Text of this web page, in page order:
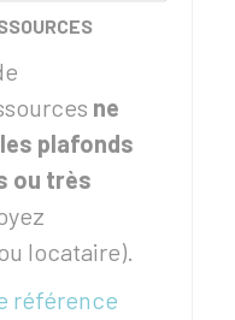
ne
plafonds
ou très
locataire).
référence